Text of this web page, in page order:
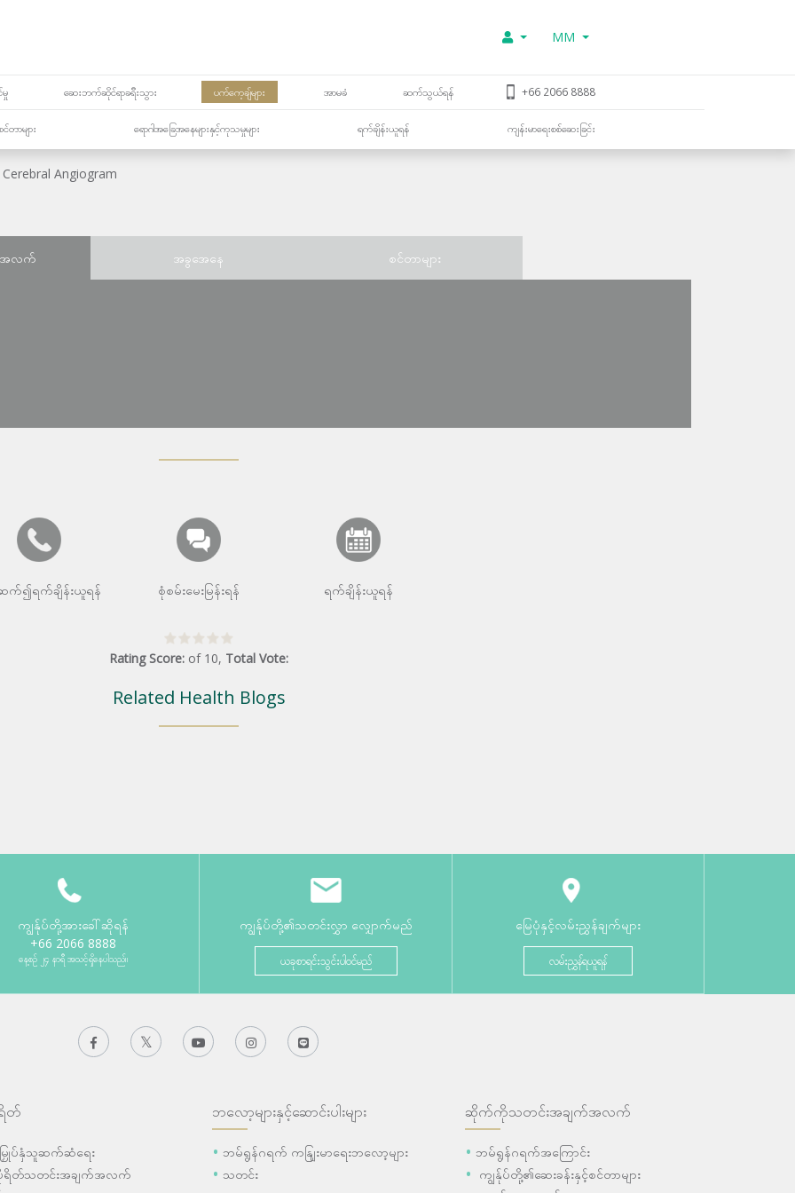
MM
မှု ဆေးဘက်ဆိုင်ရာခရီးသွား ပက်ကေ့ချ်များ အာမခံ ဆက်သွယ်ရန် +66 2066 8888
ာများ ရောဂါအခြေအနေများနှင့်ကုသမှုများ ရက်ချိန်းယူရန် ကျန်းမာရေးစစ်ဆေးခြင်း
Cerebral Angiogram
အလက် အခွအေနေ စင်တာများ
က်၍ရက်ချိန်းယူရန် စုံစမ်းမေးမြန်းရန် ရက်ချိန်းယူရန်
Rating Score: of 10, Total Vote:
Related Health Blogs
ကျွန်ုပ်တို့အားခေါ်ဆိုရန်
+66 2066 8888
နေ့စဉ် ၂၄ နာရီ အသင့်ရှိနေပါသည်။
ကျွန်ုပ်တို့၏သတင်းလွှာ လျှောက်မည်
ယခုစာရင်းသွင်းပါဝင်မည်
မြေပုံနှင့်လမ်းညွှန်ချက်များ
လမ်းညွှန်ရယူရန်
တ်
မြှုပ်နှံသူဆက်ဆံရေး
ရိတ်သတင်းအချက်အလက်
ဘလော့များနှင့်ဆောင်းပါးများ
ဘမ်ရွန်ဂရက် ကနျြးမာရေးဘလော့များ
သတင်း
ဆိုက်ကိုသတင်းအချက်အလက်
ဘမ်ရွန်ဂရက်အကြောင်း
ကျွန်ုပ်တို့၏ဆေးခန်းနှင့်စင်တာများ